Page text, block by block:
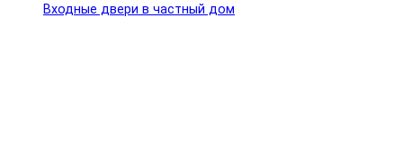
Входные двери в частный дом